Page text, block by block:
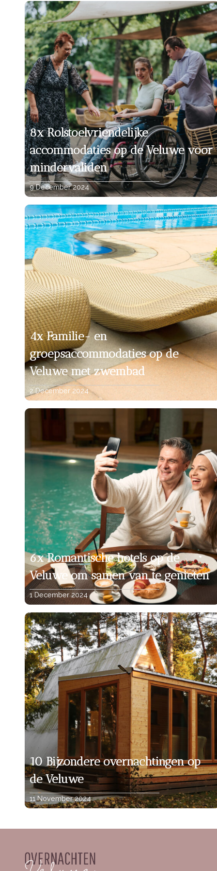
8x Rolstoelvriendelijke
accommodaties op de Veluwe voor
mindervaliden
9 December 2024
4x Familie- en
groepsaccommodaties op de
Veluwe met zwembad
2 December 2024
6x Romantische hotels op de
Veluwe om samen van te genieten
1 December 2024
10 Bijzondere overnachtingen op
de Veluwe
11 November 2024